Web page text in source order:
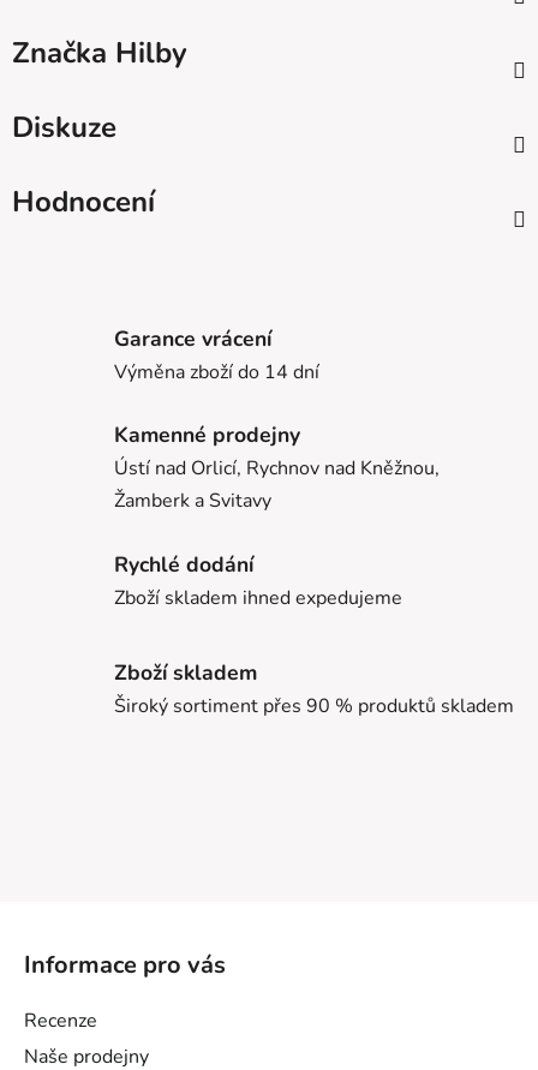
Značka Hilby
Diskuze
Hodnocení
Garance vrácení
Výměna zboží do 14 dní
Kamenné prodejny
Ústí nad Orlicí, Rychnov nad Kněžnou,
Žamberk a Svitavy
Rychlé dodání
Zboží skladem ihned expedujeme
Zboží skladem
Široký sortiment přes 90 % produktů skladem
Informace pro vás
Recenze
Naše prodejny